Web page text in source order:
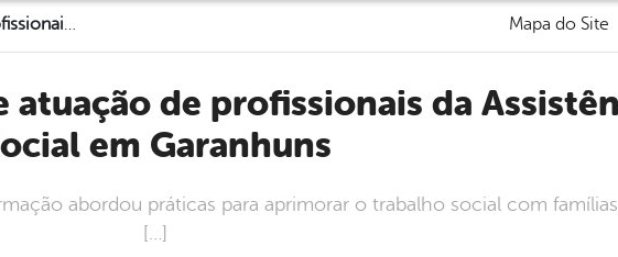
Capacitação fortalece atuação de profissionais da Assistência Social em Garanhuns Mapa do Site
em Garanhuns
abordou práticas para aprimorar o trabalho social com famílias
[…]